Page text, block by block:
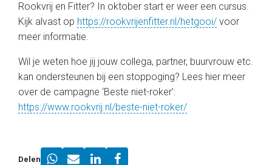
Rookvrij en Fitter? In oktober start er weer een cursus.
Kijk alvast op https://rookvrijenfitter.nl/hetgooi/ voor
meer informatie.
Wil je weten hoe jij jouw collega, partner, buurvrouw etc.
kan ondersteunen bij een stoppoging? Lees hier meer
over de campagne ‘Beste niet-roker’:
https://www.rookvrij.nl/beste-niet-roker/
Delen